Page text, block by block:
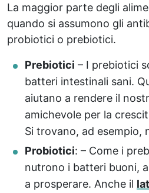
La maggior parte degli
quando si assumono gli
probiotici o prebiotici.
Prebiotici – I prebiotici
batteri intestinali sani.
aiutano a rendere il
amichevole per la
Si trovano, ad esempio,
Probiotici: – Come i
nutrono i batteri buoni,
a prosperare. Anche il